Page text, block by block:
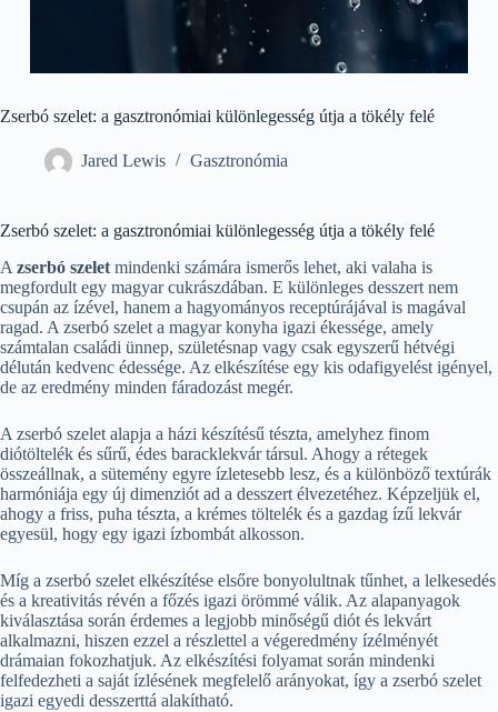
Zserbó szelet: a gasztronómiai különlegesség útja a tökély felé
Jared Lewis Gasztronómia
Zserbó szelet: a gasztronómiai különlegesség útja a tökély felé
A zserbó szelet mindenki számára ismerős lehet, aki valaha is
megfordult egy magyar cukrászdában. E különleges desszert nem
csupán az ízével, hanem a hagyományos receptúrájával is magával
ragad. A zserbó szelet a magyar konyha igazi ékessége, amely
számtalan családi ünnep, születésnap vagy csak egyszerű hétvégi
délután kedvenc édessége. Az elkészítése egy kis odafigyelést igényel,
de az eredmény minden fáradozást megér.
A zserbó szelet alapja a házi készítésű tészta, amelyhez finom
diótöltelék és sűrű, édes baracklekvár társul. Ahogy a rétegek
összeállnak, a sütemény egyre ízletesebb lesz, és a különböző textúrák
harmóniája egy új dimenziót ad a desszert élvezetéhez. Képzeljük el,
ahogy a friss, puha tészta, a krémes töltelék és a gazdag ízű lekvár
egyesül, hogy egy igazi ízbombát alkosson.
Míg a zserbó szelet elkészítése elsőre bonyolultnak tűnhet, a lelkesedés
és a kreativitás révén a főzés igazi örömmé válik. Az alapanyagok
kiválasztása során érdemes a legjobb minőségű diót és lekvárt
alkalmazni, hiszen ezzel a részlettel a végeredmény ízélményét
drámaian fokozhatjuk. Az elkészítési folyamat során mindenki
felfedezheti a saját ízlésének megfelelő arányokat, így a zserbó szelet
igazi egyedi desszerttá alakítható.